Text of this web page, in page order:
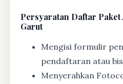
Persyaratan Daftar Paket
Garut
Mengisi formulir
pendaftaran atau
Menyerahkan